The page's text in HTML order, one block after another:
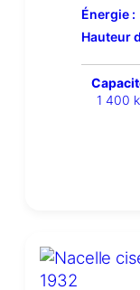
Énergie :
Hauteur
1 400